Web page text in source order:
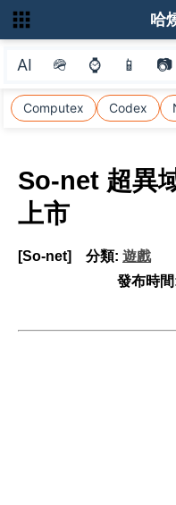
AI 🪖 ⌚ 📱 📷
Computex Codex
哈
So-net 超異
上市
[So-net] 分類: 遊戲
發布時